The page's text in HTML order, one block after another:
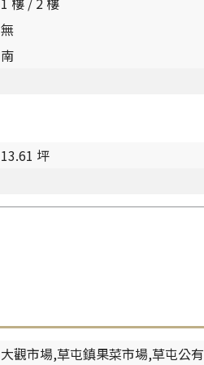
無
南
13.61 坪
大觀市場,草屯鎮果菜市場,草屯公有